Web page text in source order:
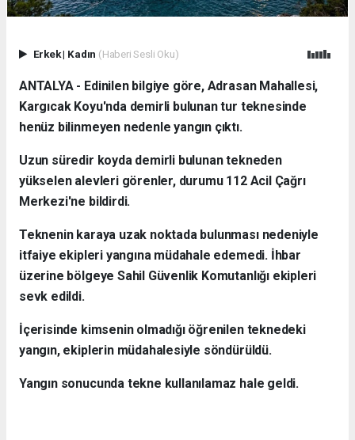
Erkek| Kadın (Haberi Sesli Oku)
ANTALYA - Edinilen bilgiye göre, Adrasan Mahallesi,
Kargıcak Koyu'nda demirli bulunan tur teknesinde
henüz bilinmeyen nedenle yangın çıktı.
Uzun süredir koyda demirli bulunan tekneden
yükselen alevleri görenler, durumu 112 Acil Çağrı
Merkezi'ne bildirdi.
Teknenin karaya uzak noktada bulunması nedeniyle
itfaiye ekipleri yangına müdahale edemedi. İhbar
üzerine bölgeye Sahil Güvenlik Komutanlığı ekipleri
sevk edildi.
İçerisinde kimsenin olmadığı öğrenilen teknedeki
yangın, ekiplerin müdahalesiyle söndürüldü.
Yangın sonucunda tekne kullanılamaz hale geldi.